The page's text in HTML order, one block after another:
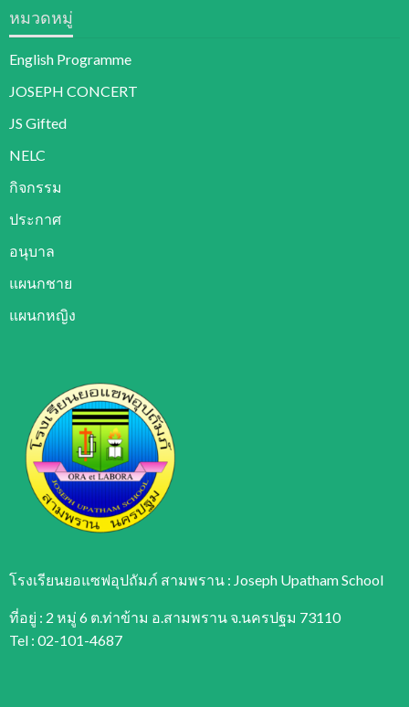
หมวดหมู่
English Programme
JOSEPH CONCERT
JS Gifted
NELC
กิจกรรม
ประกาศ
อนุบาล
แผนกชาย
แผนกหญิง
โรงเรียนยอแซฟอุปถัมภ์ สามพราน : Joseph Upatham School
ที่อยู่ : 2 หมู่ 6 ต.ท่าข้าม อ.สามพราน จ.นครปฐม 73110
Tel : 02-101-4687